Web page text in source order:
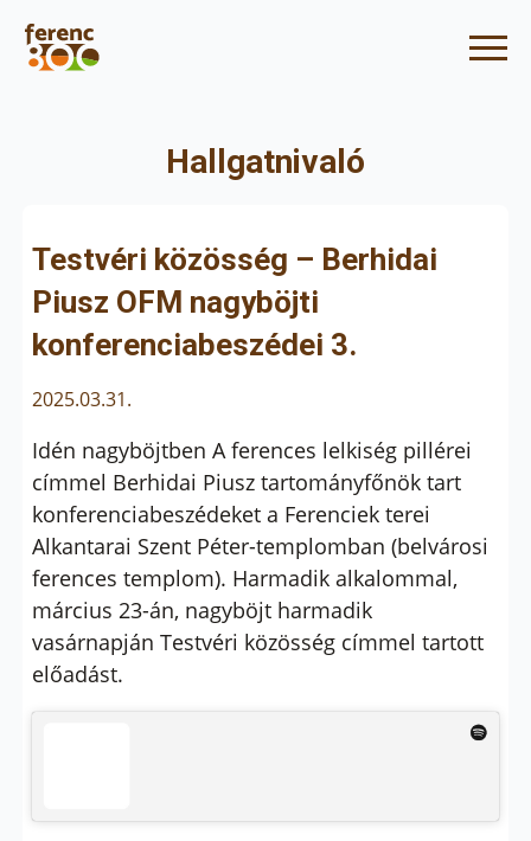
Hallgatnivaló
Testvéri közösség – Berhidai
Piusz OFM nagyböjti
konferenciabeszédei 3.
2025.03.31.
Idén nagyböjtben A ferences lelkiség pillérei
címmel Berhidai Piusz tartományfőnök tart
konferenciabeszédeket a Ferenciek terei
Alkantarai Szent Péter-templomban (belvárosi
ferences templom). Harmadik alkalommal,
március 23-án, nagyböjt harmadik
vasárnapján Testvéri közösség címmel tartott
előadást.